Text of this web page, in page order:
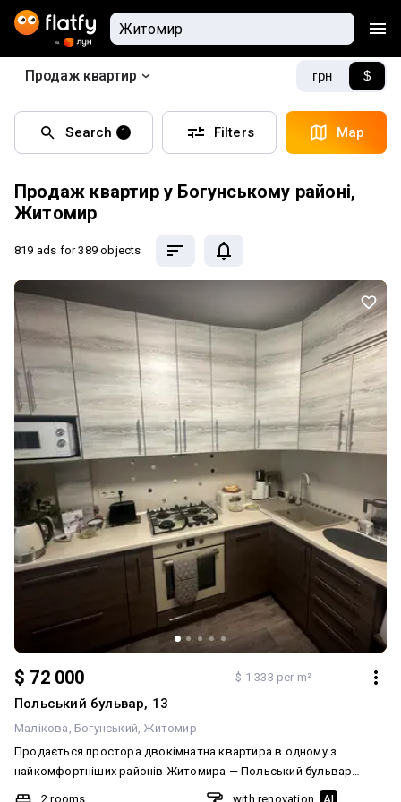
Продаж квартир грн $
Search 1 Filters Map
Продаж квартир у Богунському районі,
Житомир
819 ads for 389 objects
$ 72 000 $ 1 333 per m²
Польський бульвар, 13
Малікова Богунський Житомир
Продається простора двокімнатна квартира в одному з
найкомфортніших районів Житомира — Польський бульвар
(район Малікова). Квартира розташована на 5-му поверсі, не
2 rooms
with renovation AI